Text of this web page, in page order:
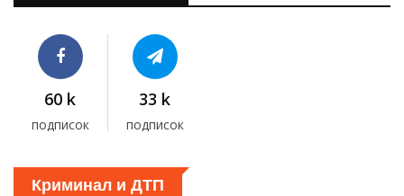
60 k
подписок
33 k
подписок
Криминал и ДТП